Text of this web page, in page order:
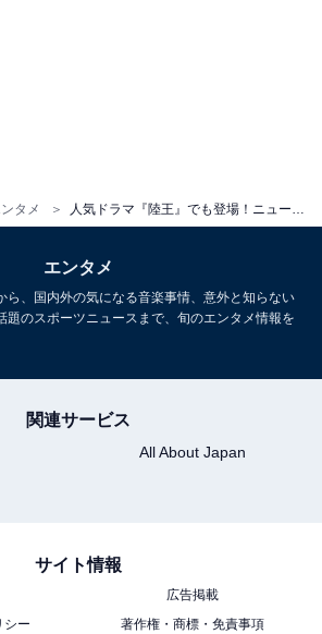
タメ
エンタメ
ら、国内外の気になる音楽事情、意外と知らない
題のスポーツニュースまで、旬のエンタメ情報を
関連サービス
All About Japan
サイト情報
広告掲載
シー
著作権・商標・免責事項